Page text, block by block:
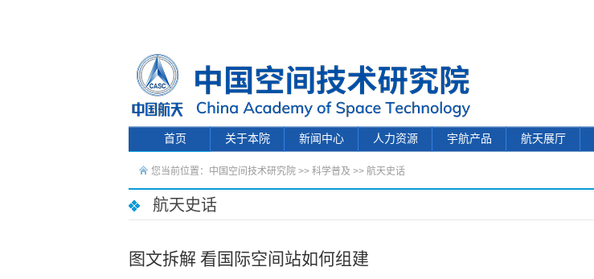
首页 关于本院 新闻中心 人力资源 宇航产品 航天展厅
您当前位置： 中国空间技术研究院 >> 科学普及 >> 航天史话
航天史话
图文拆解 看国际空间站如何组建